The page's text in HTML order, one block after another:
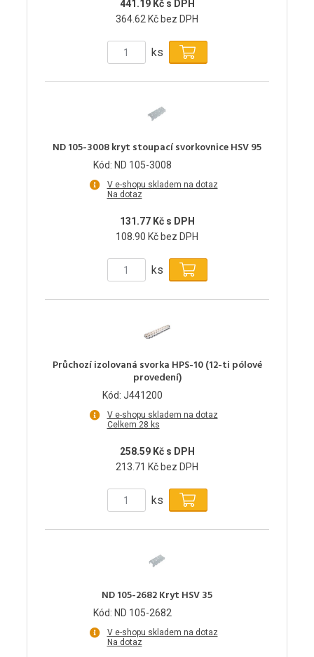
441.19 Kč s DPH
364.62 Kč bez DPH
ks
ND 105-3008 kryt stoupací svorkovnice HSV 95
Kód: ND 105-3008
V e-shopu skladem na dotaz
Na dotaz
131.77 Kč s DPH
108.90 Kč bez DPH
ks
Průchozí izolovaná svorka HPS-10 (12-ti pólové
provedení)
Kód: J441200
V e-shopu skladem na dotaz
Celkem 28 ks
258.59 Kč s DPH
213.71 Kč bez DPH
ks
ND 105-2682 Kryt HSV 35
Kód: ND 105-2682
V e-shopu skladem na dotaz
Na dotaz